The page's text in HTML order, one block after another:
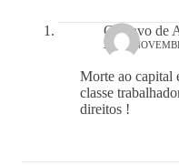
Gustavo de
20 DE
Morte ao capital
classe
direitos !